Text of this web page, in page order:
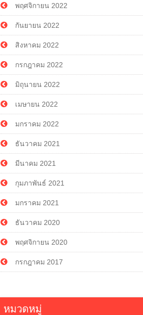
พฤศจิกายน 2022
กันยายน 2022
สิงหาคม 2022
กรกฎาคม 2022
มิถุนายน 2022
เมษายน 2022
มกราคม 2022
ธันวาคม 2021
มีนาคม 2021
กุมภาพันธ์ 2021
มกราคม 2021
ธันวาคม 2020
พฤศจิกายน 2020
กรกฎาคม 2017
หมวดหมู่